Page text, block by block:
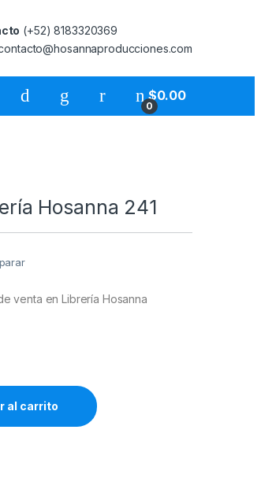
(+52) 8183320369
0
$0.00
Hosanna 241
venta en Librería Hosanna
quantity
al carrito